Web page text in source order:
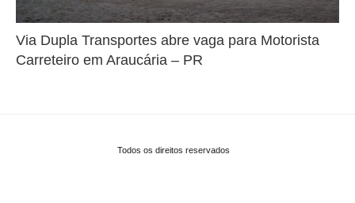
Via Dupla Transportes abre vaga para Motorista
Carreteiro em Araucária – PR
Todos os direitos reservados